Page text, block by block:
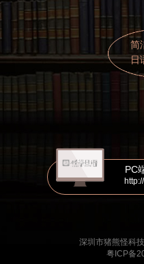
简
日
PC
深圳市猪熊怪科
粤ICP备